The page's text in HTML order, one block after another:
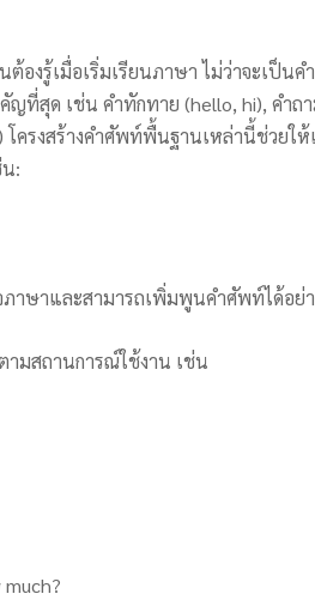
งรู้เมื่อเริ่มเรียนภาษา ไม่ว่าจะเป็นค
ที่สุด เช่น คำทักทาย (hello, hi), คำถ
ครงสร้างคำศัพท์พื้นฐานเหล่านี้ช่วยให้
:
าษาและสามารถเพิ่มพูนคำศัพท์ได้อย่
มสถานการณ์ใช้งาน เช่น
much?